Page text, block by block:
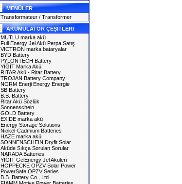
MENÜLER
Transformateur / Transformer
AKÜMÜLATÖR ÇEŞITLERI
MUTLU marka akü
Full Energy Jel Akü Perpa Satış
VICTRON marka bataryalar
BYD Battery
PYLONTECH Battery
YİĞİT Marka Akü
RITAR Akü - Ritar Battery
TROJAN Battery Company
NORM Enerji Energy Energie
SB Battery
B.B. Battery
Ritar Akü Sözlük
Sonnenschein
GOLD Battery
EXIDE marka akü
Energy Storage Solutions
Nickel-Cadmium Batteries
HAZE marka akü
SONNENSCHEIN Dryfit Solar
Aküde Sıkça Sorulan Sorular
NARADA Batteries
YİĞİT GelEnergy Jel Aküleri
HOPPECKE OPZV Solar Power
PowerSafe OPZV Series
B.B. Battery Co., Ltd